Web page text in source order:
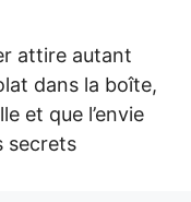
attire autant
dans la boîte,
et que l’envie
secrets